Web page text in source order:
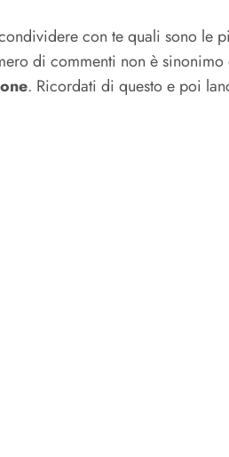
con te quali sono le
di commenti non è
. Ricordati di questo e poi